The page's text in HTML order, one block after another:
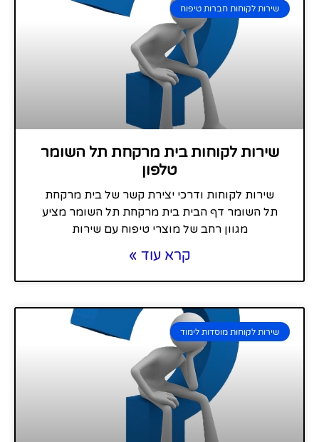
שירות לקוחות חברות טיפוח
שירות לקוחות בית מרקחת תל השומר
טלפון
שירות לקוחות ודרכי יצירת קשר של בית מרקחת
תל השומר דף הבית בית מרקחת תל השומר מציע
מגוון רחב של מוצרי טיפוח עם שירות
קרא עוד »
שירות לקוחות מוסדות לימוד